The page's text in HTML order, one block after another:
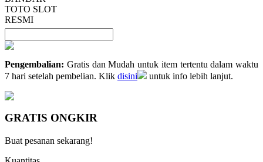
TOTO SLOT
RESMI
Pengembalian: Gratis dan Mudah untuk item tertentu dalam waktu
7 hari setelah pembelian. Klik disini untuk info lebih lanjut.
GRATIS ONGKIR
Buat pesanan sekarang!